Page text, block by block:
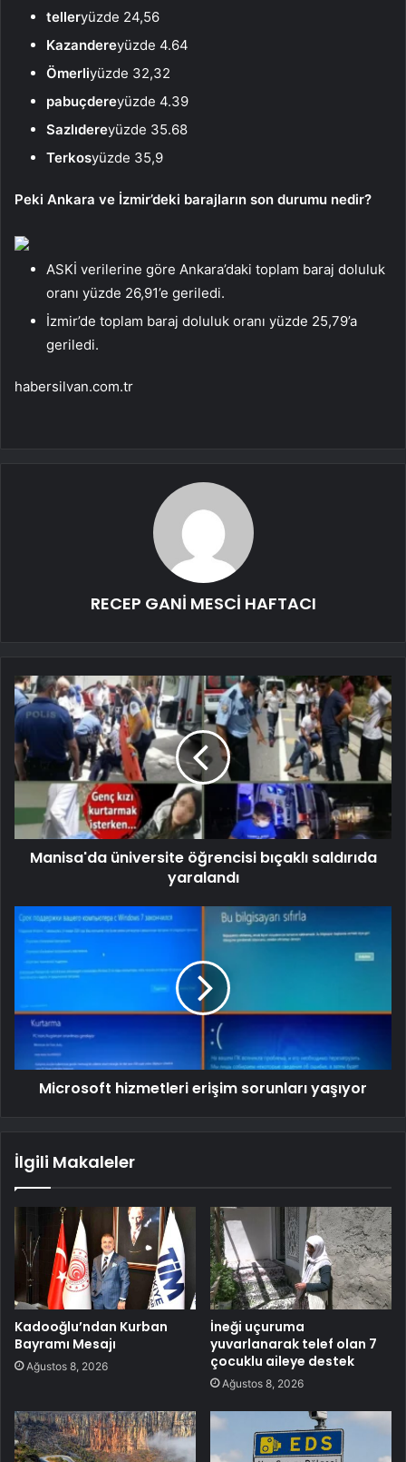
telleryüzde 24,56
Kazandereyüzde 4.64
Ömerliyüzde 32,32
pabuçdereyüzde 4.39
Sazlıdereyüzde 35.68
Terkosyüzde 35,9
Peki Ankara ve İzmir’deki barajların son durumu nedir?
ASKİ verilerine göre Ankara’daki toplam baraj doluluk
oranı yüzde 26,91’e geriledi.
İzmir’de toplam baraj doluluk oranı yüzde 25,79’a
geriledi.
habersilvan.com.tr
RECEP GANİ MESCİ HAFTACI
Manisa'da üniversite öğrencisi bıçaklı saldırıda
yaralandı
Microsoft hizmetleri erişim sorunları yaşıyor
İlgili Makaleler
Kadooğlu’ndan Kurban
Bayramı Mesajı
Ağustos 8, 2026
İneği uçuruma
yuvarlanarak telef olan 7
çocuklu aileye destek
Ağustos 8, 2026